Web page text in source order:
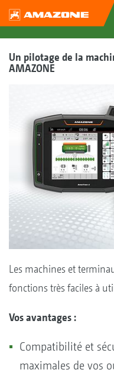
Un pilotage de la
AMAZONE
Les machines et
fonctions très faciles à
Vos avantages :
Compatibilité et
maximales de vos